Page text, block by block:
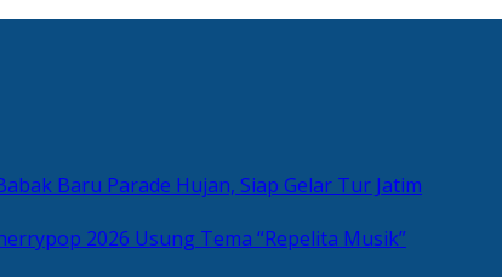
Baru Parade Hujan, Siap Gelar Tur Jatim
2026 Usung Tema “Repelita Musik”